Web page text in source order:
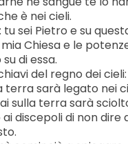
è nei cieli.
tu sei Pietro e su
Chiesa e le
di essa.
del regno dei
terra sarà legato nei
sulla terra sarà
discepoli di non dire